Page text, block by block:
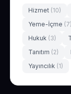
Hizmet (10)
Yeme-İçme (7)
Hukuk (3)
Tanıtım (2)
Yayıncılık (1)